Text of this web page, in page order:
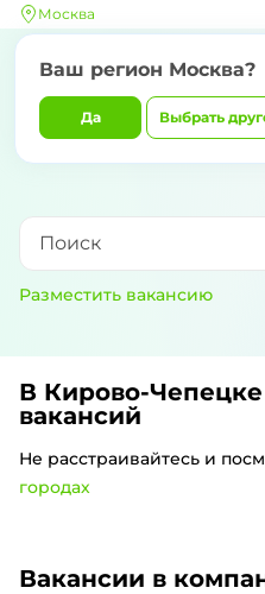
Москва
Ваш регион Москва?
Да Выбрать
Разместить вакансию
В Кирово-Чепецке
вакансий
Не расстраивайтесь и
городах
Работа и
Вакансии в